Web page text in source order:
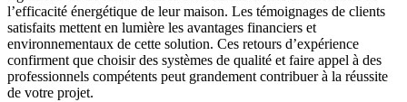
l’efficacité énergétique de leur maison. Les témoignages de clients
satisfaits mettent en lumière les avantages financiers et
environnementaux de cette solution. Ces retours d’expérience
confirment que choisir des systèmes de qualité et faire appel à des
professionnels compétents peut grandement contribuer à la réussite
de votre projet.